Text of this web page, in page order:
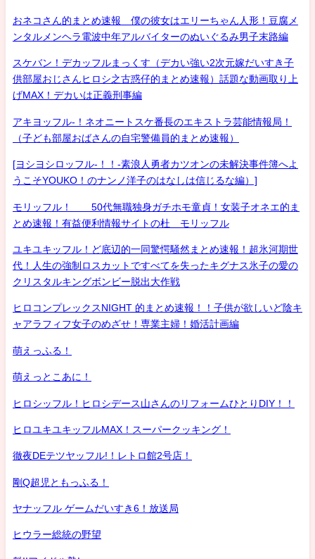
おネコさん的まとめ速報 僕の彼女はエリーちゃん人形！豆腐メ
ンタルメンヘラ電波中年アルバイターのぬいぐるみ男子末路編
スケバン！デカッフルまっくす（デカい強い2次元嫁だいすき子
供部屋おじさんヒロシ之古惑仔的まとめ速報）話題な動画取り上
げMAX！デカいは正義刑事編
アキヨッフル-！ネオニートスケ番長のエキストラ芸能情報局！
（子ども部屋おばさんの自宅警備員的まとめ速報）
[ヨシヨシロッフル-！！-素浪人勇者カツオンの未解決事件簿へよ
うこそYOUKO！のナンノ洋子のはなしは信じるな編）]
モリッフル！ 50代無職独身ガチホモ童貞！女装子オネエ的ま
とめ速報！有益便利情報サイトの杜 モリッフル
ユキユキッフル！ど底辺的一同驚愕騒然まとめ速報！超氷河期世
代！人生の強制ロスカットですべてを失ったキグナス氷子の愛の
クリスタルキングボンビー脱出大作戦
ヒロコンプレックスNIGHT 的まとめ速報！！子供が欲しいど陰キ
ャアラフィフ女子のめざせ！専業主婦！婚活計画編
萌えっふる！
萌えっとこあに！
ヒロシッフル！ヒロシデース山さんのリフォームひとりDIY！！
ヒロユキユキッフルMAX！スーパークッキング！
徹夜DEテツヤッフル!！レトロ館2号店！
剛Q超児ともっふる！
ヤナッフル ゲームだいすき6！放送局
ヒウラー総統の野望